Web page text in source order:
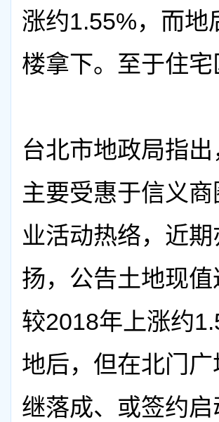
涨约1.55%，而地
楼拿下。至于住
台北市地政局指
主要受惠于信义
业活动热络，近
扬，公告土地现
较2018年上涨约
地后，但在北门
继落成、或签约